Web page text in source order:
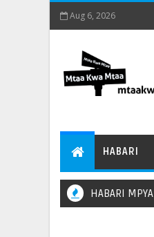
Aug 6, 2026
HABARI
HABARI MPYA